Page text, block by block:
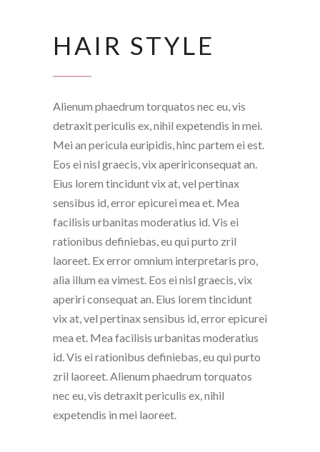
HAIR STYLE
Alienum phaedrum torquatos nec eu, vis
detraxit periculis ex, nihil expetendis in mei.
Mei an pericula euripidis, hinc partem ei est.
Eos ei nisl graecis, vix apeririconsequat an.
Eius lorem tincidunt vix at, vel pertinax
sensibus id, error epicurei mea et. Mea
facilisis urbanitas moderatius id. Vis ei
rationibus definiebas, eu qui purto zril
laoreet. Ex error omnium interpretaris pro,
alia illum ea vimest. Eos ei nisl graecis, vix
aperiri consequat an. Eius lorem tincidunt
vix at, vel pertinax sensibus id, error epicurei
mea et. Mea facilisis urbanitas moderatius
id. Vis ei rationibus definiebas, eu qui purto
zril laoreet. Alienum phaedrum torquatos
nec eu, vis detraxit periculis ex, nihil
expetendis in mei laoreet.